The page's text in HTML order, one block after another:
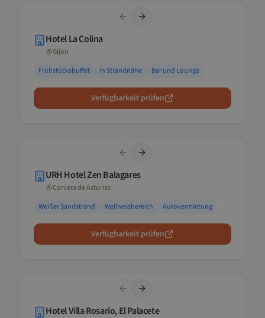
Previous slide
Next slide
Hotel La Colina
Gijon
Frühstücksbuffet
In Strandnähe Bar und Lounge
Verfügbarkeit prüfen
Previous slide
Next slide
URH Hotel Zen Balagares
Corvera de Asturias
Weißer Sandstrand
Wellnessbereich Autovermietung
Verfügbarkeit prüfen
Previous slide
Next slide
Hotel Villa Rosario, El Palacete